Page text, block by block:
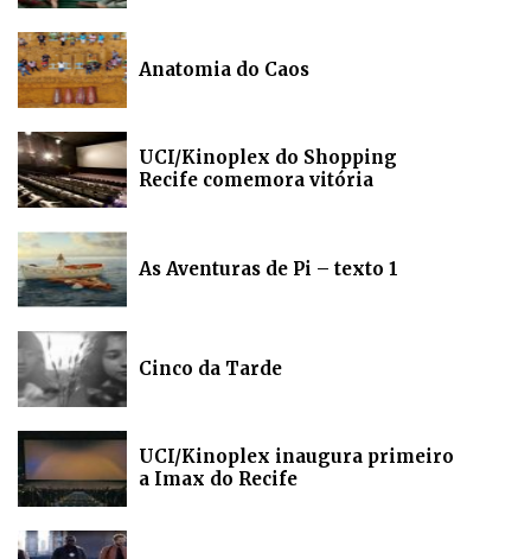
Anatomia do Caos
UCI/Kinoplex do Shopping
Recife comemora vitória
As Aventuras de Pi – texto 1
Cinco da Tarde
UCI/Kinoplex inaugura primeiro
a Imax do Recife